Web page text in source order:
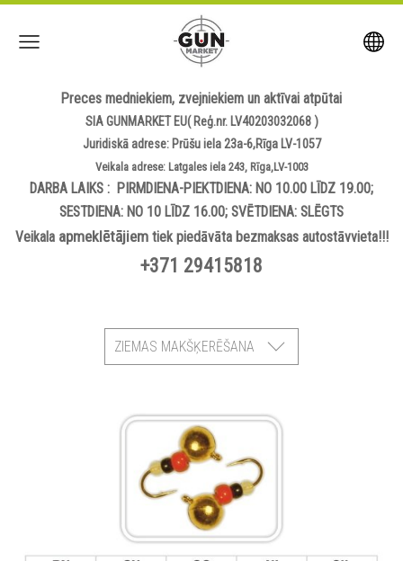
Preces medniekiem, zvejniekiem un aktīvai atpūtai
SIA GUNMARKET EU( Reģ.nr. LV40203032068 )
Juridiskā adrese: Prūšu iela 23a-6,Rīga LV-1057
Veikala adrese: Latgales iela 243, Rīga,LV-1003
DARBA LAIKS : PIRMDIENA-PIEKTDIENA: NO 10.00 LĪDZ 19.00;
SESTDIENA: NO 10 LĪDZ 16.00; SVĒTDIENA: SLĒGTS
Veikala apmeklētājiemtiek piedāvāta bezmaksas autostāvvieta!!!
+371 29415818
ZIEMAS MAKŠĶERĒŠANA